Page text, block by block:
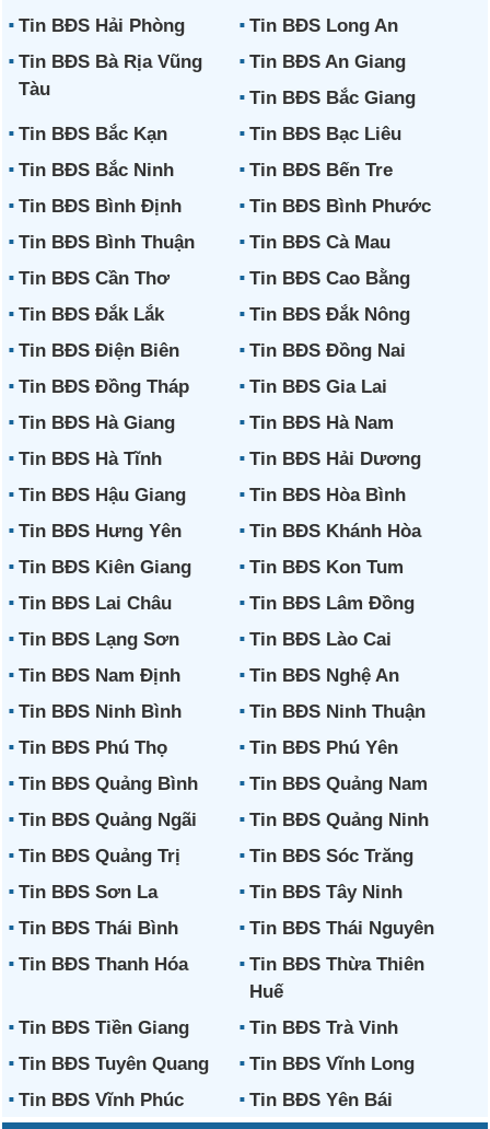
Tin BĐS Hải Phòng
Tin BĐS Long An
Tin BĐS Bà Rịa Vũng
Tàu
Tin BĐS An Giang
Tin BĐS Bắc Giang
Tin BĐS Bắc Kạn
Tin BĐS Bạc Liêu
Tin BĐS Bắc Ninh
Tin BĐS Bến Tre
Tin BĐS Bình Định
Tin BĐS Bình Phước
Tin BĐS Bình Thuận
Tin BĐS Cà Mau
Tin BĐS Cần Thơ
Tin BĐS Cao Bằng
Tin BĐS Đắk Lắk
Tin BĐS Đắk Nông
Tin BĐS Điện Biên
Tin BĐS Đồng Nai
Tin BĐS Đồng Tháp
Tin BĐS Gia Lai
Tin BĐS Hà Giang
Tin BĐS Hà Nam
Tin BĐS Hà Tĩnh
Tin BĐS Hải Dương
Tin BĐS Hậu Giang
Tin BĐS Hòa Bình
Tin BĐS Hưng Yên
Tin BĐS Khánh Hòa
Tin BĐS Kiên Giang
Tin BĐS Kon Tum
Tin BĐS Lai Châu
Tin BĐS Lâm Đồng
Tin BĐS Lạng Sơn
Tin BĐS Lào Cai
Tin BĐS Nam Định
Tin BĐS Nghệ An
Tin BĐS Ninh Bình
Tin BĐS Ninh Thuận
Tin BĐS Phú Thọ
Tin BĐS Phú Yên
Tin BĐS Quảng Bình
Tin BĐS Quảng Nam
Tin BĐS Quảng Ngãi
Tin BĐS Quảng Ninh
Tin BĐS Quảng Trị
Tin BĐS Sóc Trăng
Tin BĐS Sơn La
Tin BĐS Tây Ninh
Tin BĐS Thái Bình
Tin BĐS Thái Nguyên
Tin BĐS Thanh Hóa
Tin BĐS Thừa Thiên
Huế
Tin BĐS Tiền Giang
Tin BĐS Trà Vinh
Tin BĐS Tuyên Quang
Tin BĐS Vĩnh Long
Tin BĐS Vĩnh Phúc
Tin BĐS Yên Bái